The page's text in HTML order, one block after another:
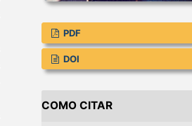
PDF
DOI
COMO CITAR